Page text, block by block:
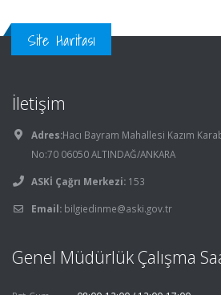
Site Haritası
İletişim
Adres:Hacı Bayram Mahallesi Kazım
No:70 06050 ALTINDAĞ/ANKARA
ASKİ Çağrı Merkezi: 153
Email: bilgiedinme@aski.gov.tr
Genel Müdürlük Çalışma